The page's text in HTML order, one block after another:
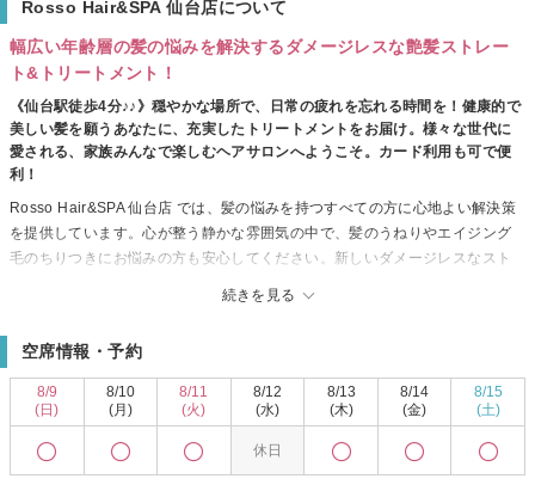
Rosso Hair&SPA 仙台店について
幅広い年齢層の髪の悩みを解決するダメージレスな艶髪ストレー
ト&トリートメント！
《仙台駅徒歩4分♪♪》穏やかな場所で、日常の疲れを忘れる時間を！健康的で
美しい髪を願うあなたに、充実したトリートメントをお届け。様々な世代に
愛される、家族みんなで楽しむヘアサロンへようこそ。カード利用も可で便
利！
続きを見る
Rosso Hair&SPA 仙台店 では、髪の悩みを持つすべての方に心地よい解決策
を提供しています。心が整う静かな雰囲気の中で、髪のうねりやエイジング
毛のちりつきにお悩みの方も安心してください。新しいダメージレスなスト
けでなく、さまざまなスタイルを気軽に楽しむことができるので、自信を持
って毎日を過ごせます。Rosso Hair&SPA 仙台店で、新たな自分に出会いま
せんか?
空席情報・予約
8/9
(日)
8/10
(月)
8/11
(火)
8/12
(水)
休日
8/13
(木)
8/14
(金)
8/15
(土)